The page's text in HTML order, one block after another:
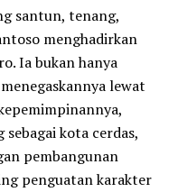
santun, tenang,
menghadirkan
Ia bukan hanya
lewat
kota cerdas,
pembangunan
penguatan karakter